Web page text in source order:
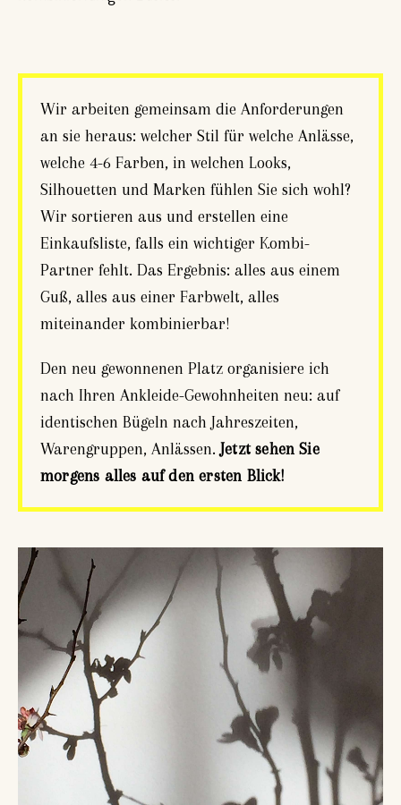
Wir arbeiten gemeinsam die Anforderungen
an sie heraus: welcher Stil für welche Anlässe,
welche 4-6 Farben, in welchen Looks,
Silhouetten und Marken fühlen Sie sich wohl?
Wir sortieren aus und erstellen eine
Einkaufsliste, falls ein wichtiger Kombi-
Partner fehlt. Das Ergebnis: alles aus einem
Guß, alles aus einer Farbwelt, alles
miteinander kombinierbar!
Den neu gewonnenen Platz organisiere ich
nach Ihren Ankleide-Gewohnheiten neu: auf
identischen Bügeln nach Jahreszeiten,
Warengruppen, Anlässen.Jetzt sehen Sie
morgens alles auf den ersten Blick!